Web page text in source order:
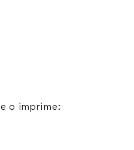
o imprime: